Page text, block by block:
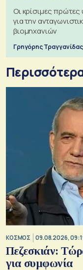
Οι κρίσιμες πρώτες
για την
βιομηχανιών
Γρηγόρης Τραγγανίδας
ΚΟΣΜΟΣ 09.08.2026,
Πεζεσκιάν:
για συμφωνία